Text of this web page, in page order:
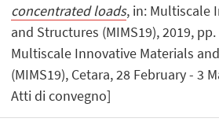
concentrated loads, in: Multiscale
and Structures (MIMS19), 2019,
Multiscale Innovative Materials
(MIMS19), Cetara, 28 February - 3
Atti di convegno]